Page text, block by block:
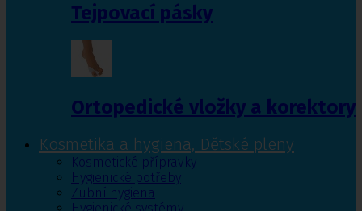
Tejpovací pásky
Ortopedické vložky a korektory
Kosmetika a hygiena, Dětské pleny
Kosmetické přípravky
Hygienické potřeby
Zubní hygiena
Hygienické systémy